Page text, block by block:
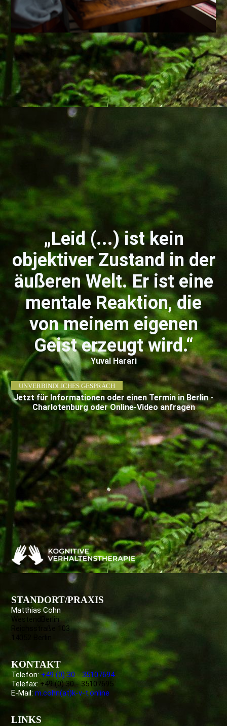
„Leid (...) ist kein
objektiver Zustand in der
äußeren Welt. Er ist eine
mentale Reaktion, die
von meinem eigenen
Geist erzeugt wird.“
Yuval Harari
UNVERBINDLICHES GESPRÄCH
Jetzt für Informationen oder einen Termin in Berlin -
Charlotenburg oder Online-Video anfragen
STANDORT/PRAXIS
Matthias Cohn
WestendBerlin
Reichsstraße 103
KONTAKT
Telefon: +49 (0) 30 - 35107694
Telefax: +49 (0) 30 - 35107695
E-Mail: m.cohn(at)k-v-t.online
LINKS